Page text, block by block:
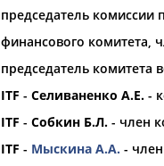
Шамиль Тарпищев: ОКР
международным
председатель комиссии
финансового комитета,
председатель комитета
ITF - Селиваненко А.Е. -
ITF - Собкин Б.Л. - член
ITF - Мыскина А.А. -